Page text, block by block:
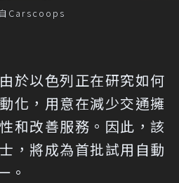
Carscoops
於以色列正在研究如何
化，用意在減少交通擁
和改善服務。因此，該
，將成為首批試用自動
。